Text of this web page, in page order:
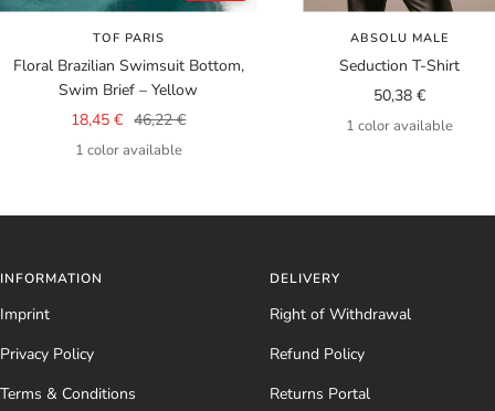
TOF PARIS
Floral Brazilian Swimsuit Bottom,
Swim Brief – Yellow
Sale
price
18,45 € Regular
price
46,22 €
1 color available
ABSOLU MALE
Seduction T-Shirt
Sale
price
50,38 €
1 color available
INFORMATION
Imprint
Privacy Policy
Terms & Conditions
DELIVERY
Right of Withdrawal
Refund Policy
Returns Portal